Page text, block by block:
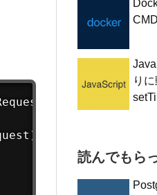
)
り
読んでもら